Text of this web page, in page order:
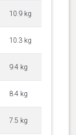
10.9 kg
10.3 kg
9.4 kg
8.4 kg
7.5 kg